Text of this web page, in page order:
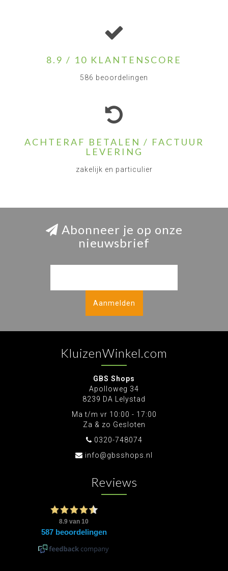
8.9 / 10 KLANTENSCORE
586 beoordelingen
ACHTERAF BETALEN / FACTUUR
LEVERING
zakelijk en particulier
Abonneer je op onze
nieuwsbrief
Aanmelden
KluizenWinkel.com
GBS Shops
Apolloweg 34
8239 DA Lelystad
Ma t/m vr 10:00 - 17:00
Za & zo Gesloten
0320-748074
info@gbsshops.nl
Reviews